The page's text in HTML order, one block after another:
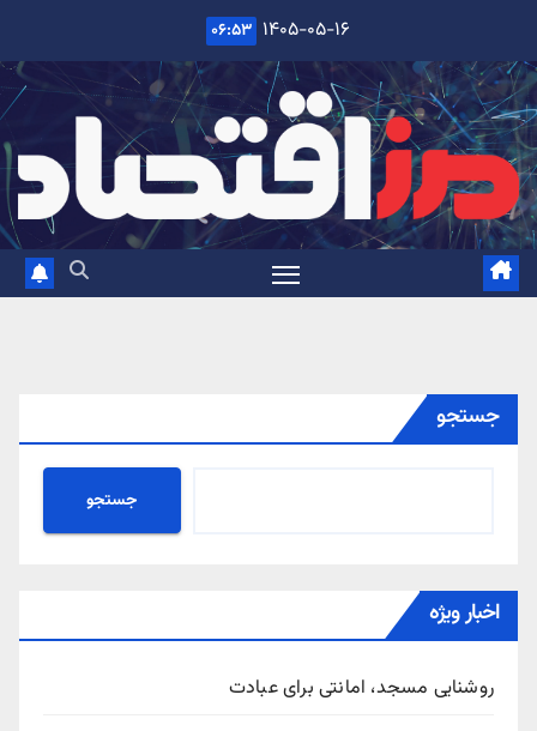
content
۱۴۰۵-۰۵-۱۶ ۰۶:۵۳
جستجو
جستجو
اخبار ویژه
روشنایی مسجد، امانتی برای عبادت